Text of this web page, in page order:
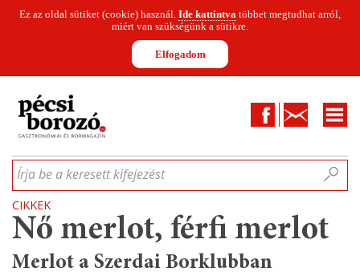
Ez az oldal sütiket (cookie) használ. Ide kattintva többet megtudhat arról,
miért van szükségünk a sütikre.
Elfogadom
FacebookKapcsolat
CIKKEKHÍREKINFOGRAFIKÁKMUNKATÁRSAKWINESOFA
Írja be a keresett kifejezést
CIKKEK
Nő merlot, férfi merlot
Merlot a Szerdai Borklubban